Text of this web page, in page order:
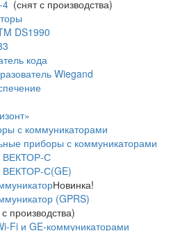
4 (снят с производства)
DS1990
кода
Wiegand
с коммуникаторами
приборы с коммуникаторами
ВЕКТОР-С
С(GE)
Новинка!
(GPRS)
производства)
Fi и GE-коммуникаторами